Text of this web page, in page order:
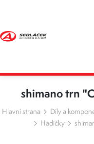
shimano trn
Hlavní strana Díly a
Hadičky